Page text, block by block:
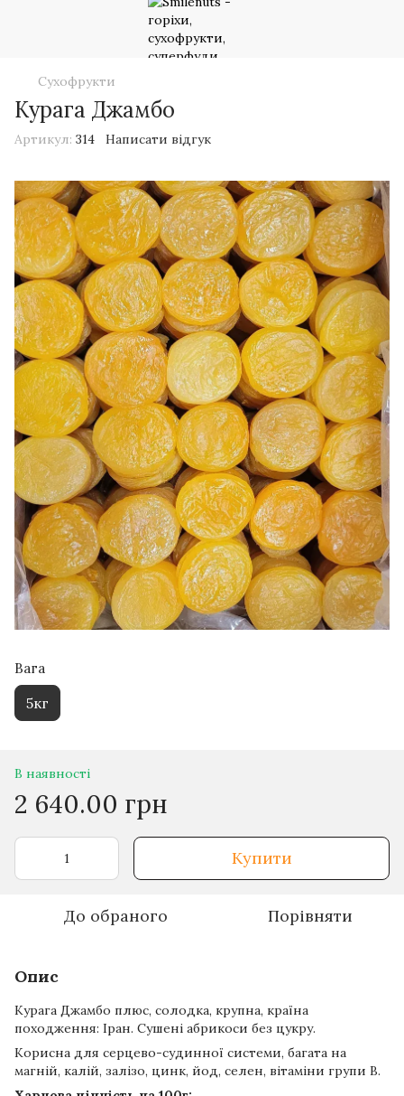
Сухофрукти
Курага Джамбо
Артикул: 314 Написати відгук
Вага
5кг
В наявності
2 640.00 грн
Купити
До обраного Порівняти
Опис
Курага Джамбо плюс, солодка, крупна, країна
походження: Іран. Сушені абрикоси без цукру.
Корисна для серцево-судинної системи, багата на
магній, калій, залізо, цинк, йод, селен, вітаміни групи В.